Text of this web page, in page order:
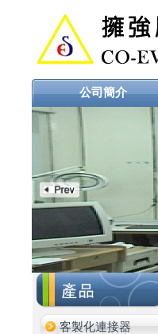
公司簡介
客製化連接器